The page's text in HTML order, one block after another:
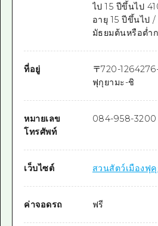
ไป 15 ปีขึ้นไป
อายุ 15 ปีขึ้นไป
มัธยมต้นหรือต่ำ
ที่อยู่ 〒720-1264
ฟุกุยามะ-ชิ
หมายเลข
โทรศัพท์
084-958-3200
เว็บไซต์ สวนสัตว์เมืองฟุ
ค่าจอดรถ ฟรี